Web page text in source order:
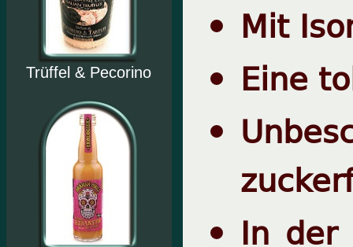
Trüffel & Pecorino
Mit
Eine
In der